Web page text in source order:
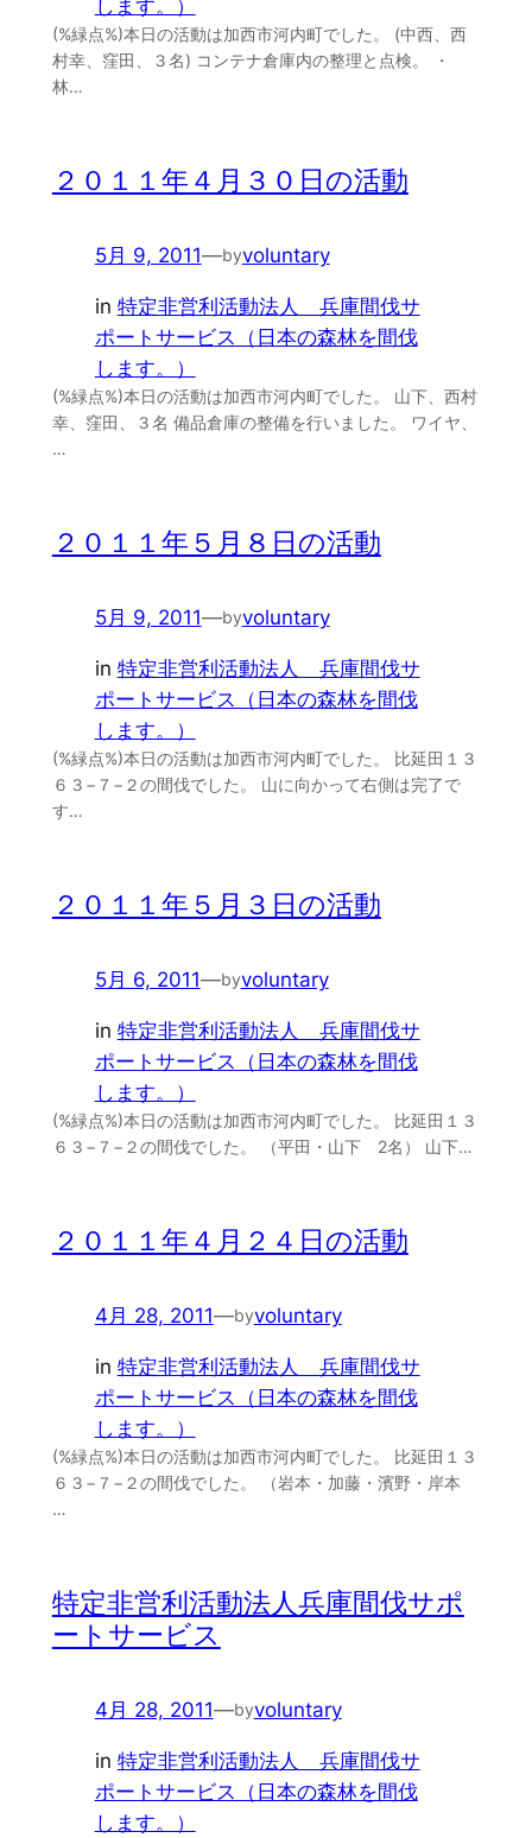
します。）
(%緑点%)本日の活動は加西市河内町でした。 (中西、西
村幸、窪田、３名) コンテナ倉庫内の整理と点検。 ・
林…
２０１１年４月３０日の活動
5月 9, 2011—byvoluntary
in 特定非営利活動法人 兵庫間伐サ
ポートサービス（日本の森林を間伐
します。）
(%緑点%)本日の活動は加西市河内町でした。 山下、西村
幸、窪田、３名 備品倉庫の整備を行いました。 ワイヤ、
…
２０１１年５月８日の活動
5月 9, 2011—byvoluntary
in 特定非営利活動法人 兵庫間伐サ
ポートサービス（日本の森林を間伐
します。）
(%緑点%)本日の活動は加西市河内町でした。 比延田１３
６３−７−２の間伐でした。 山に向かって右側は完了で
す…
２０１１年５月３日の活動
5月 6, 2011—byvoluntary
in 特定非営利活動法人 兵庫間伐サ
ポートサービス（日本の森林を間伐
します。）
(%緑点%)本日の活動は加西市河内町でした。 比延田１３
６３−７−２の間伐でした。 （平田・山下 2名） 山下…
２０１１年４月２４日の活動
4月 28, 2011—byvoluntary
in 特定非営利活動法人 兵庫間伐サ
ポートサービス（日本の森林を間伐
します。）
(%緑点%)本日の活動は加西市河内町でした。 比延田１３
６３−７−２の間伐でした。 （岩本・加藤・濱野・岸本
…
特定非営利活動法人兵庫間伐サポ
ートサービス
4月 28, 2011—byvoluntary
in 特定非営利活動法人 兵庫間伐サ
ポートサービス（日本の森林を間伐
します。）